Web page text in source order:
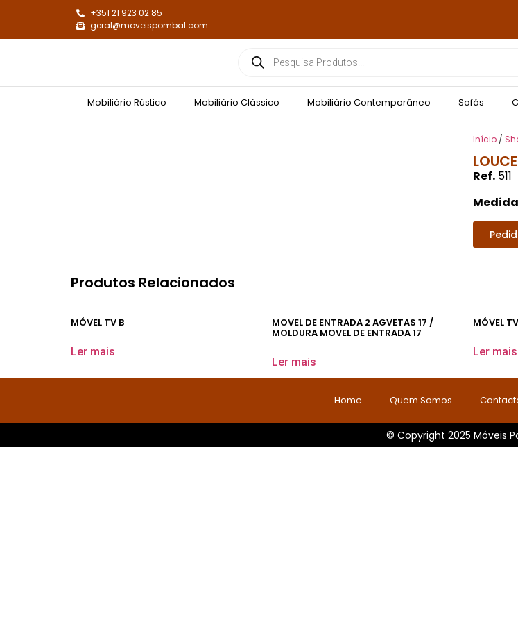
+351 21 923 02 85
geral@moveispombal.com
Mobiliário Rústico Mobiliário Clássico Mobiliário Contemporâneo Sofás
Início /
Ref. 511
Produtos Relacionados
MÓVEL TV B
Ler mais
MOVEL DE ENTRADA 2 AGVETAS 17 /
MOLDURA MOVEL DE ENTRADA 17
Ler mais
MÓVEL
Ler mais
Home Quem Somos
© Copyright 2025 Móveis